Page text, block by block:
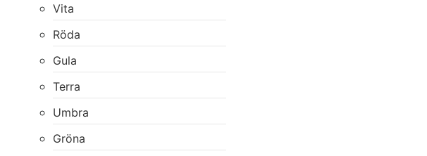
Vita
Röda
Gula
Terra
Umbra
Gröna